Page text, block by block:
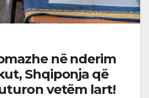
në nderim
Shqiponja që
vetëm lart!